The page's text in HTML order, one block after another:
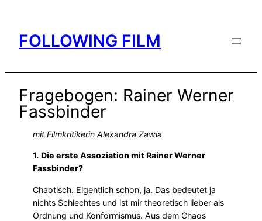
content
FOLLOWING FILM
Fragebogen: Rainer Werner
Fassbinder
mit Filmkritikerin Alexandra Zawia
1. Die erste Assoziation mit Rainer Werner
Fassbinder?
Chaotisch. Eigentlich schon, ja. Das bedeutet ja
nichts Schlechtes und ist mir theoretisch lieber als
Ordnung und Konformismus. Aus dem Chaos